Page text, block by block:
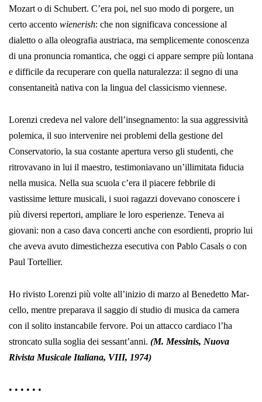
Mozart o di Schubert. C’era poi, nel suo modo di porgere, un
certo accento wienerish: che non signifi­cava concessione al
dialetto o alla oleografia austriaca, ma semplice­mente conoscenza
di una pronuncia romantica, che oggi ci appare sempre più lontana
e difficile da recuperare con quella naturalezza: il segno di una
consentaneità nativa con la lingua del classicismo viennese.
Lorenzi credeva nel valore dell’insegnamento: la sua aggressività
polemica, il suo intervenire nei problemi della gestione del
Conserva­torio, la sua costante apertura verso gli studenti, che
ritrovavano in lui il maestro, testimoniavano un’illimitata fiducia
nella musica. Nella sua scuola c’era il piacere febbrile di
vastissime letture musicali, i suoi ragazzi dovevano conoscere i
più diversi repertori, ampliare le loro esperienze. Teneva ai
giovani: non a caso dava concerti anche con esordienti, proprio lui
che aveva avuto dimestichezza esecutiva con Pablo Casals o con
Paul Tortellier.
Ho rivisto Lorenzi più volte all’inizio di marzo al Benedetto Mar­
cello, mentre preparava il saggio di studio di musica da camera
con il solito instancabile fervore. Poi un attacco cardiaco l’ha
stroncato sulla soglia dei sessant’anni. (M. Messinis, Nuova
Rivista Musicale Italiana, VIII, 1974)
• • • • • •